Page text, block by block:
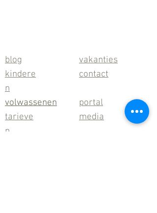
blog
kindere
n
volwassenen
tarieve
n
vakanties
contact
portal
media